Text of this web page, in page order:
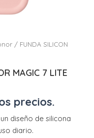
/ FUNDA SILICON
MAGIC 7 LITE
precios.
diseño de silicona
diario.